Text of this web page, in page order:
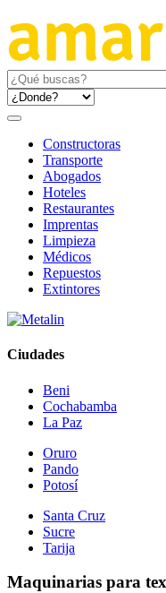
Constructoras
Transporte
Abogados
Hoteles
Restaurantes
Imprentas
Limpieza
Médicos
Repuestos
Extintores
Ciudades
Beni
Cochabamba
La Paz
Oruro
Pando
Potosí
Santa Cruz
Sucre
Tarija
Maquinarias para